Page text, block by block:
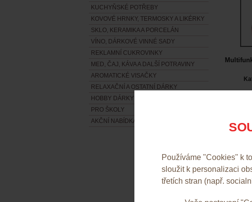
Používáme "Cookies" k
sloužit k personalizaci
třetích stran (např.
KUCHYŇSKÉ POTŘEBY
KOVOVÉ HRNKY, TERMOSKY A LIKÉRKY
SKLO, KERAMIKA A PORCELÁN
VÍNO, DÁRKOVÉ VINNÉ SADY
REKLAMNÍ CUKROVINKY
MED, ČAJ, KÁVA A DALŠÍ POTRAVINY
AROMATICKÉ VISAČKY
RELAXAČNÍ A OSTATNÍ DÁRKY
HOBBY DÁRKY
PRO ŠKOLY
AKČNÍ NABÍDKA